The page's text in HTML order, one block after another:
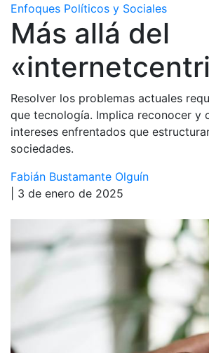
Enfoques Políticos y Sociales
Más allá del
Resolver los problemas actuales
que tecnología. Implica reconocer y
intereses enfrentados que
sociedades.
Fabián Bustamante Olguín
| 3 de enero de 2025